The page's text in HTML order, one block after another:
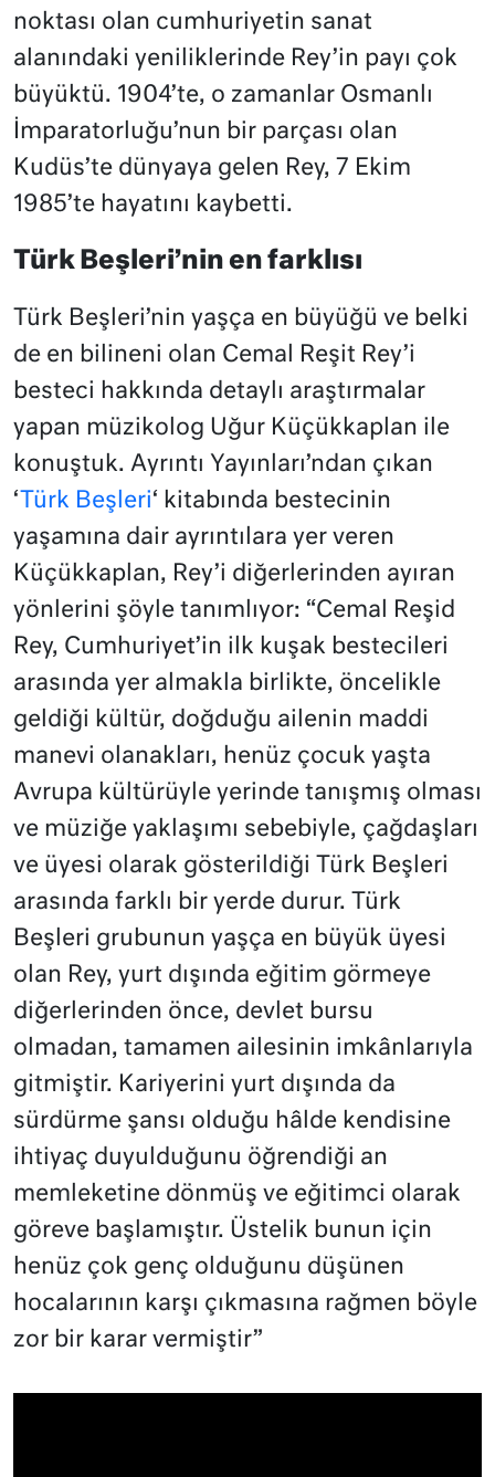
noktası olan cumhuriyetin sanat
alanındaki yeniliklerinde Rey’in payı çok
büyüktü. 1904’te, o zamanlar Osmanlı
İmparatorluğu’nun bir parçası olan
Kudüs’te dünyaya gelen Rey, 7 Ekim
1985’te hayatını kaybetti.
Türk Beşleri’nin en farklısı
Türk Beşleri’nin yaşça en büyüğü ve belki
de en bilineni olan Cemal Reşit Rey’i
besteci hakkında detaylı araştırmalar
yapan müzikolog Uğur Küçükkaplan ile
konuştuk. Ayrıntı Yayınları’ndan çıkan
‘ Türk Beşleri‘ kitabında bestecinin
yaşamına dair ayrıntılara yer veren
Küçükkaplan, Rey’i diğerlerinden ayıran
yönlerini şöyle tanımlıyor: “Cemal Reşid
Rey, Cumhuriyet’in ilk kuşak bestecileri
arasında yer almakla birlikte, öncelikle
geldiği kültür, doğduğu ailenin maddi
manevi olanakları, henüz çocuk yaşta
Avrupa kültürüyle yerinde tanışmış olması
ve müziğe yaklaşımı sebebiyle, çağdaşları
ve üyesi olarak gösterildiği Türk Beşleri
arasında farklı bir yerde durur. Türk
Beşleri grubunun yaşça en büyük üyesi
olan Rey, yurt dışında eğitim görmeye
diğerlerinden önce, devlet bursu
olmadan, tamamen ailesinin imkânlarıyla
gitmiştir. Kariyerini yurt dışında da
sürdürme şansı olduğu hâlde kendisine
ihtiyaç duyulduğunu öğrendiği an
memleketine dönmüş ve eğitimci olarak
göreve başlamıştır. Üstelik bunun için
henüz çok genç olduğunu düşünen
hocalarının karşı çıkmasına rağmen böyle
zor bir karar vermiştir”